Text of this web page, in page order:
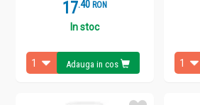
17.4 RON
In stoc
Adauga in cos